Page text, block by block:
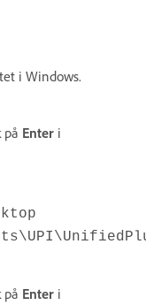
i Windows.
på Enter i
på Enter i